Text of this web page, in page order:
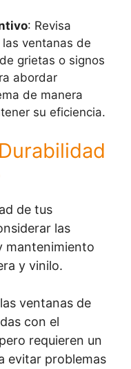
: Revisa
ventanas de
grietas o signos
abordar
de manera
su eficiencia.
de tus
las
mantenimiento
y vinilo.
ventanas de
con el
requieren un
evitar problemas